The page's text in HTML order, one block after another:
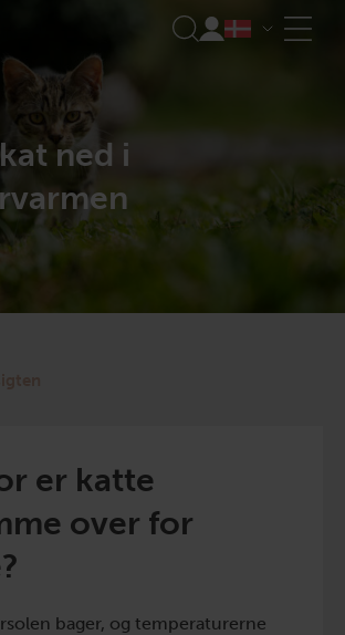
ned i
er katte
over for
bager, og temperaturerne